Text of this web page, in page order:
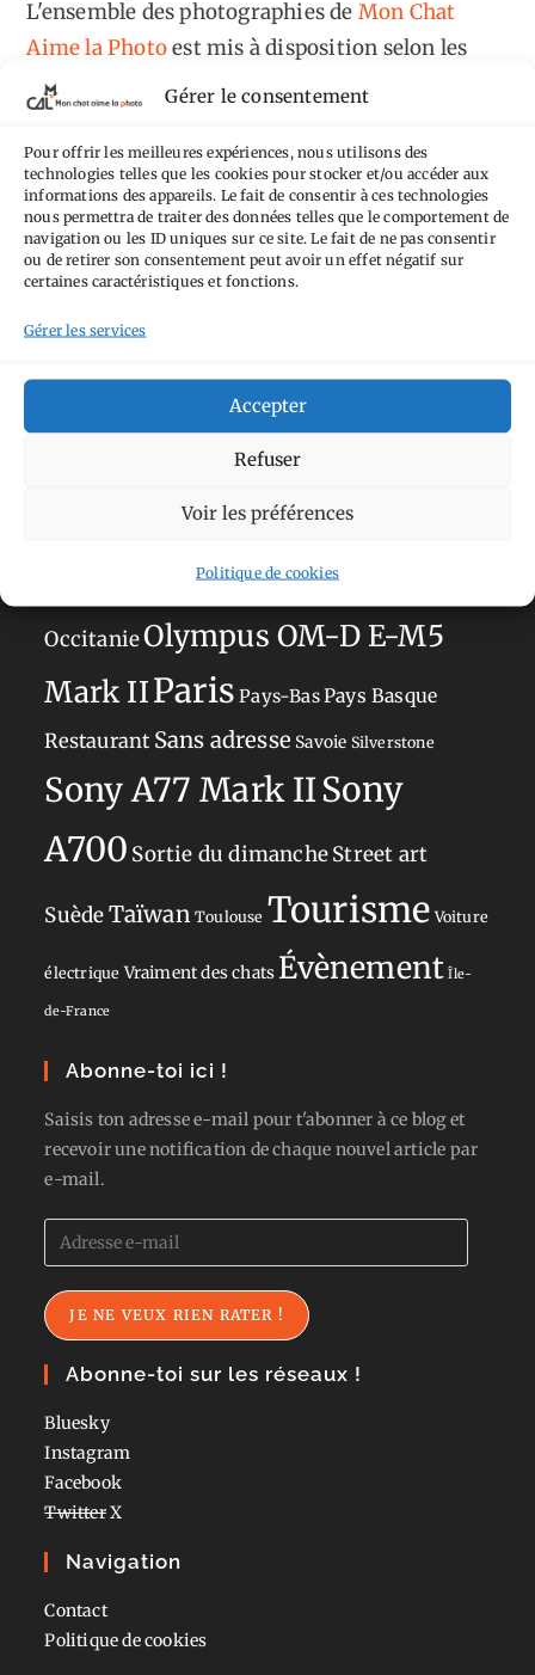
Gérer le consentement
Pour offrir les meilleures expériences, nous utilisons des
technologies telles que les cookies pour stocker et/ou accéder aux
informations des appareils. Le fait de consentir à ces technologies
nous permettra de traiter des données telles que le comportement de
navigation ou les ID uniques sur ce site. Le fait de ne pas consentir
ou de retirer son consentement peut avoir un effet négatif sur
certaines caractéristiques et fonctions.
Gérer les services
Accepter
Refuser
Voir les préférences
Politique de cookies
L'ensemble des photographiesde Mon Chat
Aime la Photoest mis à disposition selon les
termes de la
licence Creative Commons
Pas de Modification 4.0 International.
Fondé(e) sur une œuvre dehttps://mcalp.fr.
Aimez-vous bordelAllemagne
Anti tourismeBarBelgique
Danemark
OccitanieOlympus OM-D E-M5
Mark IIParis Pays-BasPays Basque
Restaurant Sans adresse Savoie Silverstone
Sony A77 Mark IISony
A700 Sortie du dimancheStreet art
SuèdeTaïwan Toulouse Tourisme Voiture
électrique Vraiment des chats Évènement Île-
de-France
Abonne-toi ici !
Saisis ton adresse e-mail pour t'abonner à ce blog et
recevoir une notification de chaque nouvel article par
e-mail.
Adresse
e-
mail
JE NE VEUX RIEN RATER !
Abonne-toi sur les réseaux !
Bluesky
Instagram
Facebook
TwitterX
Navigation
Contact
Politique de cookies